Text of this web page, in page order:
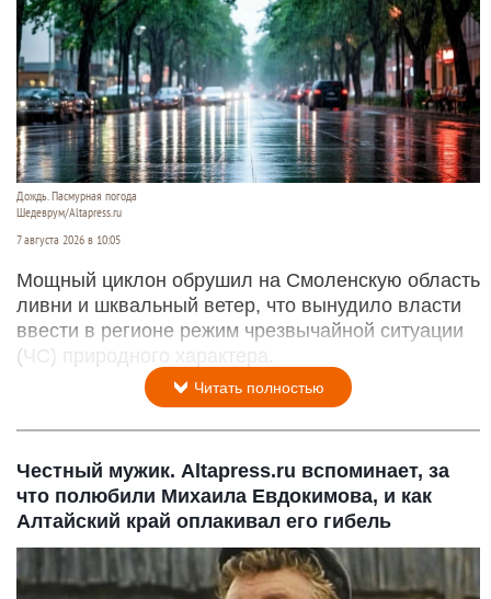
Дождь. Пасмурная погода
Шедеврум/Altapress.ru
7 августа 2026 в 10:05
Мощный циклон обрушил на Смоленскую область
ливни и шквальный ветер, что вынудило власти
ввести в регионе режим чрезвычайной ситуации
(ЧС) природного характера.
Читать полностью
Честный мужик. Altapress.ru вспоминает, за
что полюбили Михаила Евдокимова, и как
Алтайский край оплакивал его гибель